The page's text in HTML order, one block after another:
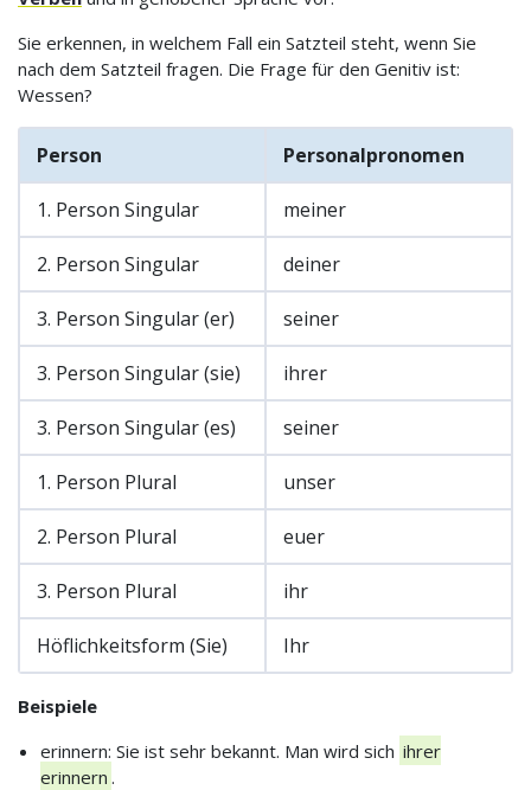
Sie erkennen, in welchem Fall ein Satzteil steht, wenn Sie
nach dem Satzteil fragen. Die Frage für den Genitiv ist:
Wessen?
Person Personalpronomen
1. Person Singular meiner
2. Person Singular deiner
3. Person Singular (er) seiner
3. Person Singular (sie) ihrer
3. Person Singular (es) seiner
1. Person Plural unser
2. Person Plural euer
3. Person Plural ihr
Höflichkeitsform (Sie) Ihr
Beispiele
erinnern: Sie ist sehr bekannt. Man wird sich ihrer
erinnern .